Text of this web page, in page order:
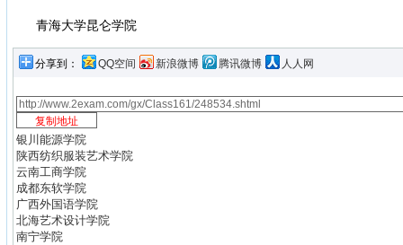
青海大学昆仑学院
分享到： QQ空间 新浪微博 腾讯微博 人人网
银川能源学院
陕西纺织服装艺术学院
云南工商学院
成都东软学院
广西外国语学院
北海艺术设计学院
南宁学院